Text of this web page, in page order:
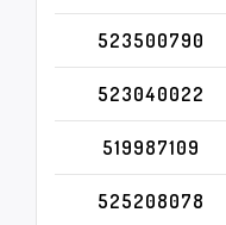
523500790
523040022
519987109
525208078